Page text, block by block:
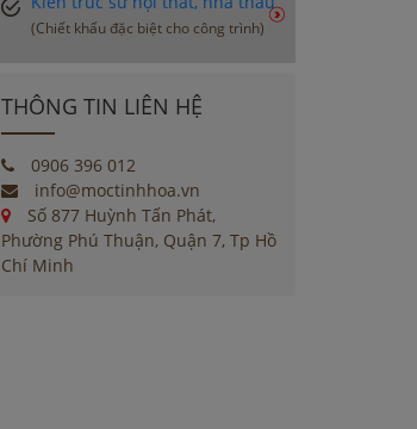
(Chiết khấu đặc biệt cho công trình)
THÔNG TIN LIÊN HỆ
0906 396 012
info@moctinhhoa.vn
Số 877 Huỳnh Tấn Phát,
Phường Phú Thuận, Quận 7, Tp Hồ
Chí Minh